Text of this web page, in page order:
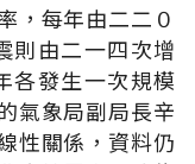
，每年由二二０
則由二一四次增
各發生一次規模
氣象局副局長辛
性關係，資料仍